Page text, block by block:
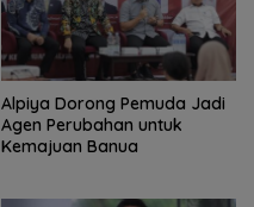
‎Alpiya Dorong Pemuda Jadi
Agen Perubahan untuk
Kemajuan Banua ‎